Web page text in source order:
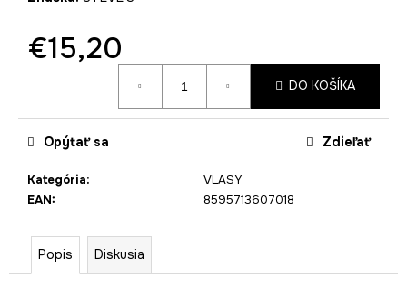
€15,20
DO KOŠÍKA
Kategória:
VLASY
EAN: 8595713607018
Opýtať sa Zdieľať
Popis Diskusia